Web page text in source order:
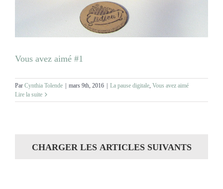
Vous avez aimé #1
Par Cynthia Tolende mars 9th, 2016 La pause digitale, Vous avez aimé
Lire la suite
CHARGER LES ARTICLES SUIVANTS